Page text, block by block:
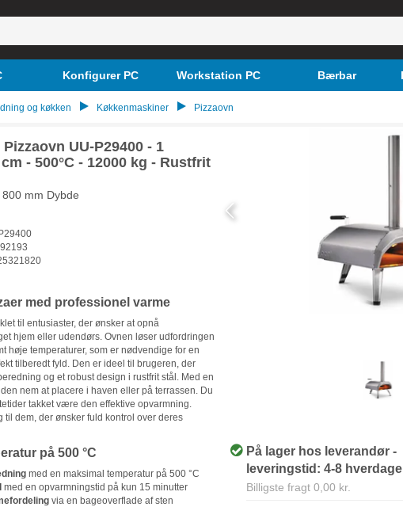
Konfigurer PC Workstation PC Bærbar
og køkken Køkkenmaskiner Pizzaovn
UU-P29400 - 1
- 500°C - 12000 kg - Rustfrit
mm Dybde
med professionel varme
til entusiaster, der ønsker at opnå
hjem eller udendørs. Ovnen løser udfordringen
høje temperaturer, som er nødvendige for en
tilberedt fyld. Den er ideel til brugeren, der
og et robust design i rustfrit stål. Med en
nem at placere i haven eller på terrassen. Du
takket være den effektive opvarmning.
til dem, der ønsker fuld kontrol over deres
på 500 °C
med en maksimal temperatur på 500 °C
med en opvarmningstid på kun 15 minutter
via en bageoverflade af sten
På lager hos leverandør -
leveringstid: 4-8 hverdage
Billigste fragt 0,00 kr.